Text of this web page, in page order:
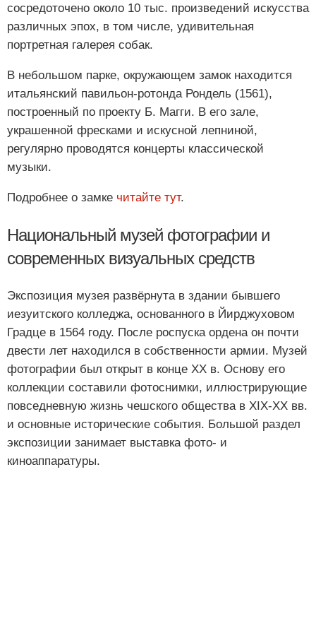
сосредоточено около 10 тыс. произведений искусства
различных эпох, в том числе, удивительная
портретная галерея собак.
В небольшом парке, окружающем замок находится
итальянский павильон-ротонда Рондель (1561),
построенный по проекту Б. Магги. В его зале,
украшенной фресками и искусной лепниной,
регулярно проводятся концерты классической
музыки.
Подробнее о замке читайте тут.
Национальный музей фотографии и
современных визуальных средств
Экспозиция музея развёрнута в здании бывшего
иезуитского колледжа, основанного в Йирджуховом
Градце в 1564 году. После роспуска ордена он почти
двести лет находился в собственности армии. Музей
фотографии был открыт в конце XX в. Основу его
коллекции составили фотоснимки, иллюстрирующие
повседневную жизнь чешского общества в XIX-XX вв.
и основные исторические события. Большой раздел
экспозиции занимает выставка фото- и
киноаппаратуры.